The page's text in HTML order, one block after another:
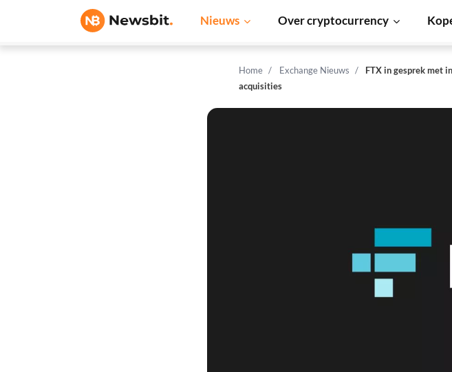
Nieuws Over cryptocurrency
Home Exchange Nieuws
FTX in gesprek met
acquisities